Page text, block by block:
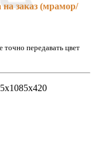
заказ (мрамор/
точно передавать цвет